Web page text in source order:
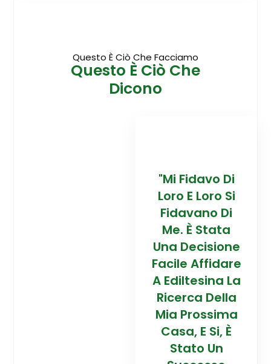
Questo È Ciò Che Facciamo
Questo È Ciò Che
Dicono
"Mi Fidavo Di
Loro E Loro Si
Fidavano Di
Me. È Stata
Una Decisione
Facile Affidare
A Ediltesina La
Ricerca Della
Mia Prossima
Casa, E Si, È
Stato Un